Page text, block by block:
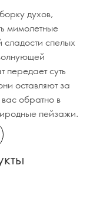
духов,
мимолетные
спелых
передает суть
оставляют за
обратно в
пейзажи.